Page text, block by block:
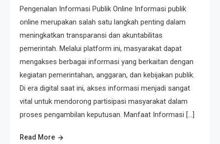
Pengenalan Informasi Publik Online Informasi publik
online merupakan salah satu langkah penting dalam
meningkatkan transparansi dan akuntabilitas
pemerintah. Melalui platform ini, masyarakat dapat
mengakses berbagai informasi yang berkaitan dengan
kegiatan pemerintahan, anggaran, dan kebijakan publik.
Di era digital saat ini, akses informasi menjadi sangat
vital untuk mendorong partisipasi masyarakat dalam
proses pengambilan keputusan. Manfaat Informasi […]
Read More